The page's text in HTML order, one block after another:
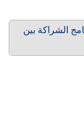
الشراكة بين